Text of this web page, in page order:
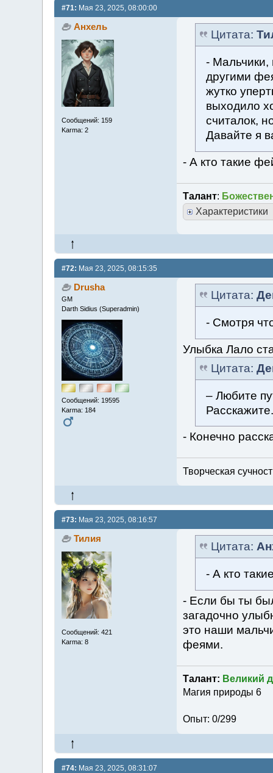
#71: Мая 23, 2025, 08:00:00
Анхель
Сообщений: 159
Karma: 2
Цитата:
- Мальчики,
другими
жутко
выходило
считалок,
Давайте я
- А кто такие
Талант:
Характеристики
#72: Мая 23, 2025, 08:15:35
Drusha
GM
Darth Sidius (Superadmin)
Сообщений: 19595
Karma: 184
Цитата:
- Смотря
Улыбка Лало
Цитата:
– Любите
- Конечно
Творческая
#73: Мая 23, 2025, 08:16:57
Тилия
Сообщений: 421
Karma: 8
Цитата:
- А кто
- Если бы ты
загадочно
это наши
феями.
Талант: Великий
Магия природы 6
Опыт: 0/299
#74: Мая 23, 2025, 08:31:07